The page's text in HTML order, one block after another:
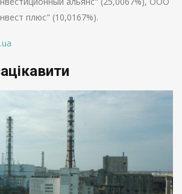
плюс" (10,0167%).